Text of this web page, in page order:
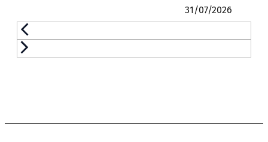
31/07/2026